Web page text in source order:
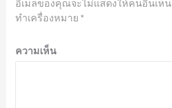
อีเมลของคุณจะไม่แสดงให้คนอื่นเห็น
ทำเครื่องหมาย *
ความเห็น